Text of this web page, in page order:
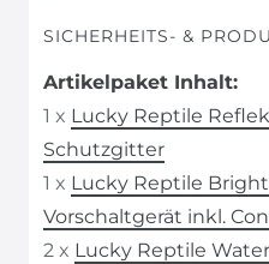
SICHERHEITS- &
Artikelpaket Inhalt:
1 x Lucky Reptile
Schutzgitter
1 x Lucky Reptile
Vorschaltgerät inkl.
2 x Lucky Reptile